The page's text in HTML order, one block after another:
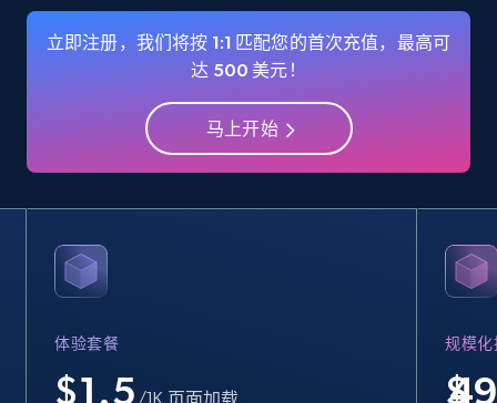
business account, Is professional account, Is
verified, and more.
3.5K+ 注册使用
Crunchbase companies information
Name, URL, ID, Cb rank, Region, About,
Industries, Operating status, and more.
立即注册，我们将按 1:1 匹配您的首次充值，最高可
达 500 美元！
马上开始
体验套餐
$1.5
规模化
$